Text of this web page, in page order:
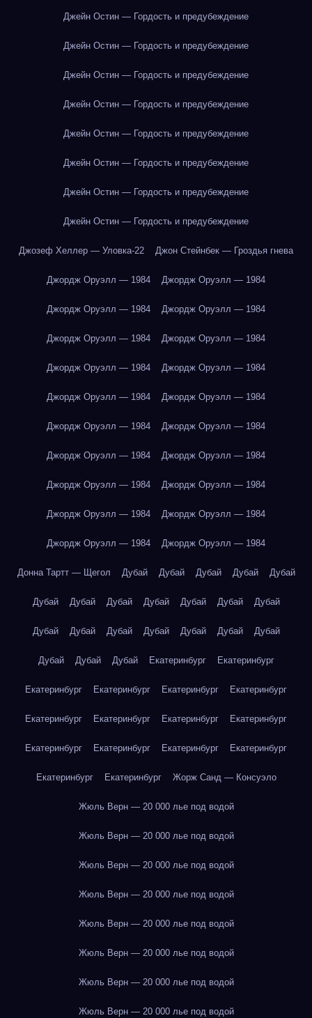
Джейн Остин — Гордость и предубеждение
Джейн Остин — Гордость и предубеждение
Джейн Остин — Гордость и предубеждение
Джейн Остин — Гордость и предубеждение
Джейн Остин — Гордость и предубеждение
Джейн Остин — Гордость и предубеждение
Джейн Остин — Гордость и предубеждение
Джейн Остин — Гордость и предубеждение
Джозеф Хеллер — Уловка-22 Джон Стейнбек — Гроздья гнева
Джордж Оруэлл — 1984 Джордж Оруэлл — 1984
Джордж Оруэлл — 1984 Джордж Оруэлл — 1984
Джордж Оруэлл — 1984 Джордж Оруэлл — 1984
Джордж Оруэлл — 1984 Джордж Оруэлл — 1984
Джордж Оруэлл — 1984 Джордж Оруэлл — 1984
Джордж Оруэлл — 1984 Джордж Оруэлл — 1984
Джордж Оруэлл — 1984 Джордж Оруэлл — 1984
Джордж Оруэлл — 1984 Джордж Оруэлл — 1984
Джордж Оруэлл — 1984 Джордж Оруэлл — 1984
Джордж Оруэлл — 1984 Джордж Оруэлл — 1984
Донна Тартт — Щегол Дубай Дубай Дубай Дубай Дубай
Дубай Дубай Дубай Дубай Дубай Дубай Дубай
Дубай Дубай Дубай Дубай Дубай Дубай Дубай
Дубай Дубай Дубай Екатеринбург Екатеринбург
Екатеринбург Екатеринбург Екатеринбург Екатеринбург
Екатеринбург Екатеринбург Екатеринбург Екатеринбург
Екатеринбург Екатеринбург Екатеринбург Екатеринбург
Екатеринбург Екатеринбург Жорж Санд — Консуэло
Жюль Верн — 20 000 лье под водой
Жюль Верн — 20 000 лье под водой
Жюль Верн — 20 000 лье под водой
Жюль Верн — 20 000 лье под водой
Жюль Верн — 20 000 лье под водой
Жюль Верн — 20 000 лье под водой
Жюль Верн — 20 000 лье под водой
Жюль Верн — 20 000 лье под водой